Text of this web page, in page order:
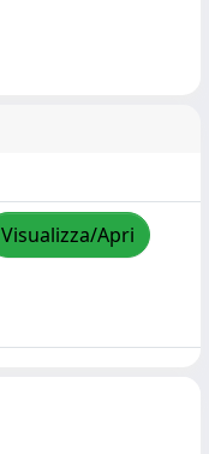
Visualizza/Apri